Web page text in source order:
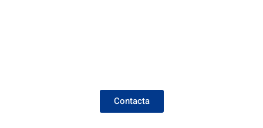
Contacta